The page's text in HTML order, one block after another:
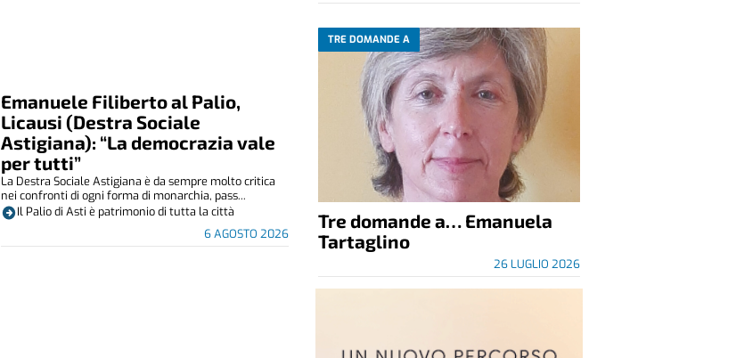
Emanuele Filiberto al Palio,
Licausi (Destra Sociale
Astigiana): “La democrazia vale
per tutti”
6 AGOSTO 2026
La Destra Sociale Astigiana è da sempre molto critica
nei confronti di ogni forma di monarchia, pass...
Il Palio di Asti è patrimonio di tutta la città
TRE DOMANDE A
Tre domande a… Emanuela
Tartaglino
26 LUGLIO 2026